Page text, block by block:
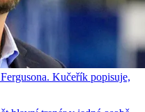
Kučeřík popisuje,